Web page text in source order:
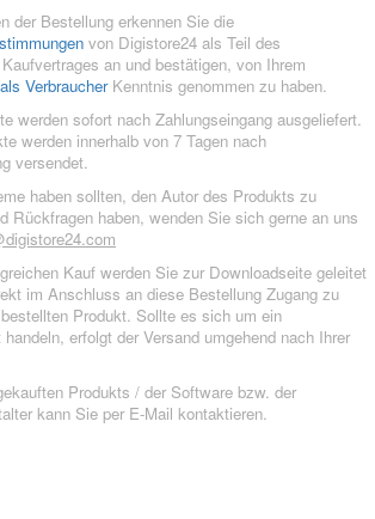
der Bestellung erkennen Sie die
von Digistore24 als Teil des
an und bestätigen, von Ihrem
VerbraucherKenntnis genommen zu haben.
werden sofort nach Zahlungseingang ausgeliefert.
werden innerhalb von 7 Tagen nach
versendet.
haben sollten, den Autor des Produkts zu
Rückfragen haben, wenden Sie sich gerne an uns
Kauf werden Sie zur Downloadseite geleitet
im Anschluss an diese Bestellung Zugang zu
Produkt. Sollte es sich um ein
handeln, erfolgt der Versand umgehend nach Ihrer
Produkts / der Software bzw. der
kann Sie per E-Mail kontaktieren.